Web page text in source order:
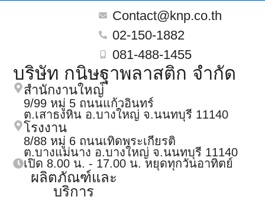
Contact@knp.co.th
02-150-1882
081-488-1455
บริษัท กนิษฐาพลาสติก จำกัด
สำนักงานใหญ่
9/99 หมู่ 5 ถนนแก้วอินทร์
ต.เสาธงหิน อ.บางใหญ่ จ.นนทบุรี 11140
โรงงาน
8/88 หมู่ 6 ถนนเทิดพระเกียรติ
ต.บางแม่นาง อ.บางใหญ่ จ.นนทบุรี 11140
เปิด 8.00 น. - 17.00 น. หยุดทุกวันอาทิตย์
ผลิตภัณฑ์และ
บริการ